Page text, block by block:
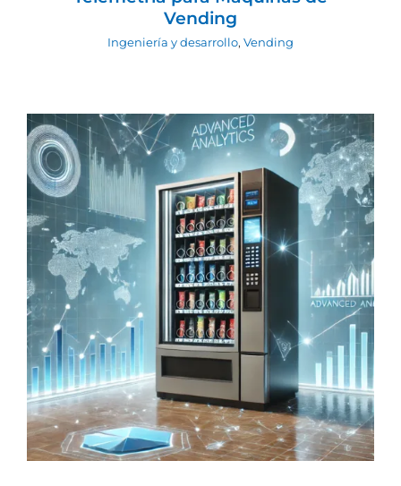
Vending
Ingeniería y desarrollo, Vending
Revolucionando el Vending con
Análisis de Datos: Aplicaciones
Prácticas y Casos de Éxito
Ingeniería y desarrollo Telemetría Vending